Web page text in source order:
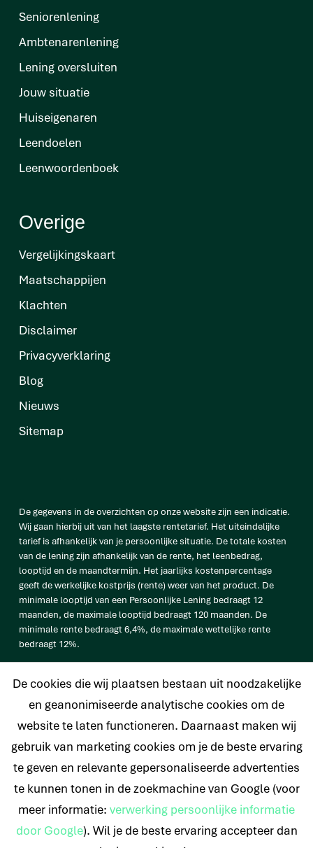
Seniorenlening
Ambtenarenlening
Lening oversluiten
Jouw situatie
Huiseigenaren
Leendoelen
Leenwoordenboek
Overige
Vergelijkingskaart
Maatschappijen
Klachten
Disclaimer
Privacyverklaring
Blog
Nieuws
Sitemap
De gegevens in de overzichten op onze website zijn een indicatie.
Wij gaan hierbij uit van het laagste rentetarief. Het uiteindelijke
tarief is afhankelijk van je persoonlijke situatie. De totale kosten
van de lening zijn afhankelijk van de rente, het leenbedrag,
looptijd en de maandtermijn. Het jaarlijks kostenpercentage
geeft de werkelijke kostprijs (rente) weer van het product. De
minimale looptijd van een Persoonlijke Lening bedraagt 12
maanden, de maximale looptijd bedraagt 120 maanden. De
minimale rente bedraagt 6,4%, de maximale wettelijke rente
bedraagt 12%.
bedraagt € 33.638 op basis van een looptijd van 120 maanden met
een maandtermijn van € 280,32 en een rentetarief van 6,4%.
© 2026 Nederlands Krediet Collectief
De cookies die wij plaatsen bestaan uit noodzakelijke
en geanonimiseerde analytische cookies om de
website te laten functioneren. Daarnaast maken wij
gebruik van marketing cookies om je de beste ervaring
te geven en relevante gepersonaliseerde advertenties
te kunnen tonen in de zoekmachine van Google (voor
meer informatie: verwerking persoonlijke informatie
door Google). Wil je de beste ervaring accepteer dan